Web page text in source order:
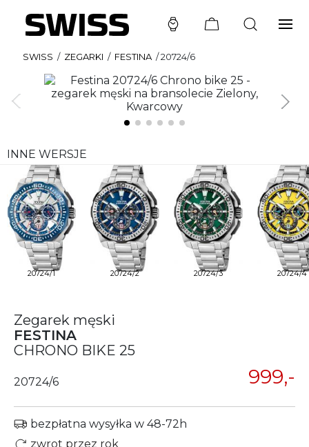
SWISS / ZEGARKI / FESTINA /20724/6
INNE WERSJE
20724/1 20724/2 20724/3 20724/4
Zegarek męski
FESTINA
CHRONO BIKE 25
20724/6 999,-
bezpłatna wysyłka w 48-72h
zwrot przez rok